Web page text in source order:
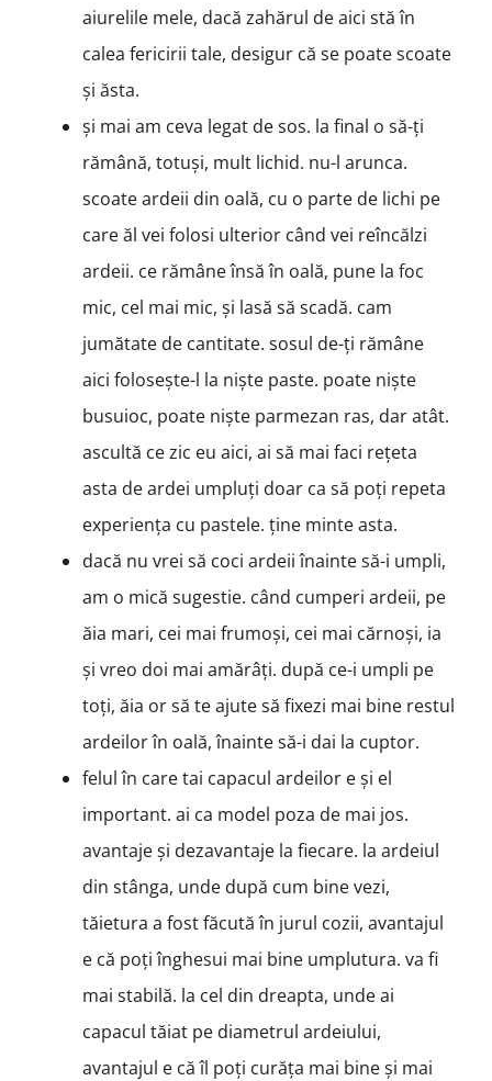
aiurelile mele, dacă zahărul de aici stă în
calea fericirii tale, desigur că se poate scoate
și ăsta.
și mai am ceva legat de sos. la final o să-ți
rămână, totuși, mult lichid. nu-l arunca.
scoate ardeii din oală, cu o parte de lichi pe
care ăl vei folosi ulterior când vei reîncălzi
ardeii. ce rămâne însă în oală, pune la foc
mic, cel mai mic, și lasă să scadă. cam
jumătate de cantitate. sosul de-ți rămâne
aici folosește-l la niște paste. poate niște
busuioc, poate niște parmezan ras, dar atât.
ascultă ce zic eu aici, ai să mai faci rețeta
asta de ardei umpluți doar ca să poți repeta
experiența cu pastele. ține minte asta.
dacă nu vrei să coci ardeii înainte să-i umpli,
am o mică sugestie. când cumperi ardeii, pe
ăia mari, cei mai frumoși, cei mai cărnoși, ia
și vreo doi mai amărâți. după ce-i umpli pe
toți, ăia or să te ajute să fixezi mai bine restul
ardeilor în oală, înainte să-i dai la cuptor.
felul în care tai capacul ardeilor e și el
important. ai ca model poza de mai jos.
avantaje și dezavantaje la fiecare. la ardeiul
din stânga, unde după cum bine vezi,
tăietura a fost făcută în jurul cozii, avantajul
e că poți înghesui mai bine umplutura. va fi
mai stabilă. la cel din dreapta, unde ai
capacul tăiat pe diametrul ardeiului,
avantajul e că îl poți curăța mai bine și mai